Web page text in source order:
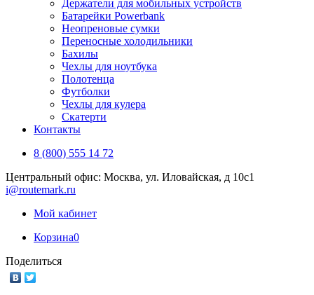
Держатели для мобильных устройств
Батарейки Powerbank
Неопреновые сумки
Переносные холодильники
Бахилы
Чехлы для ноутбука
Полотенца
Футболки
Чехлы для кулера
Скатерти
Контакты
8 (800) 555 14 72
Центральный офис: Москва, ул. Иловайская, д 10с1
i@routemark.ru
Мой кабинет
Корзина0
Поделиться